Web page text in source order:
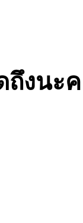
งนะค